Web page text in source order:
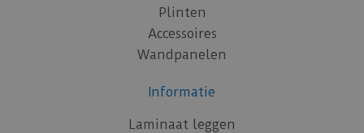
Plinten
Accessoires
Wandpanelen
Informatie
Laminaat leggen